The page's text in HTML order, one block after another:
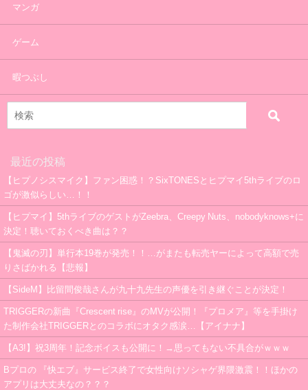
マンガ
ゲーム
暇つぶし
最近の投稿
【ヒプノシスマイク】ファン困惑！？SixTONESとヒプマイ5thライブのロ
ゴが激似らしい…！！
【ヒプマイ】5thライブのゲストがZeebra、Creepy Nuts、nobodyknows+に
決定！聴いておくべき曲は？？
【鬼滅の刃】単行本19巻が発売！！…がまたも転売ヤーによって高額で売
りさばかれる【悲報】
【SideM】比留間俊哉さんが九十九先生の声優を引き継ぐことが決定！
TRIGGERの新曲『Crescent rise』のMVが公開！『プロメア』等を手掛け
た制作会社TRIGGERとのコラボにオタク感涙…【アイナナ】
【A3!】祝3周年！記念ボイスも公開に！→思ってもない不具合がｗｗｗ
Bプロの 『快エブ』サービス終了で女性向けソシャゲ界隈激震！！ほかの
アプリは大丈夫なの？？？